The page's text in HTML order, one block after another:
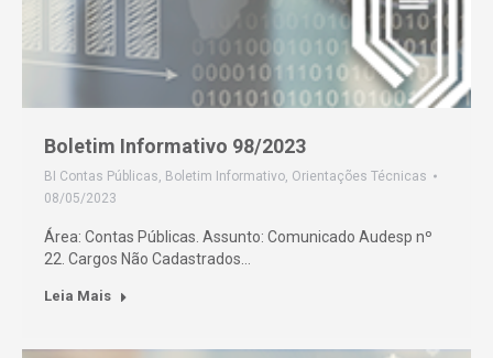
Boletim Informativo 98/2023
BI Contas Públicas, Boletim Informativo, Orientações Técnicas
08/05/2023
Área: Contas Públicas. Assunto: Comunicado Audesp nº
22. Cargos Não Cadastrados…
Leia Mais